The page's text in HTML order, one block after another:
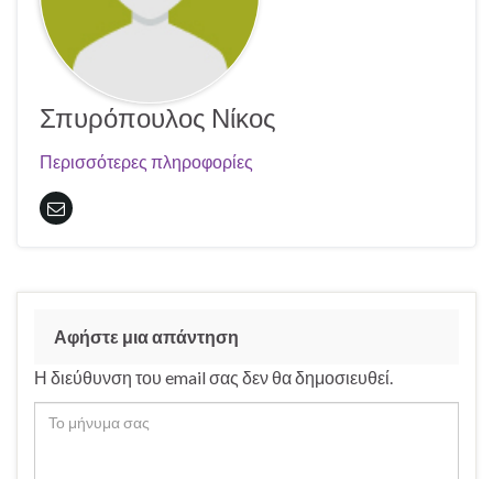
Σπυρόπουλος Νίκος
Περισσότερες πληροφορίες
Αφήστε μια απάντηση
Η διεύθυνση του email σας δεν θα δημοσιευθεί.